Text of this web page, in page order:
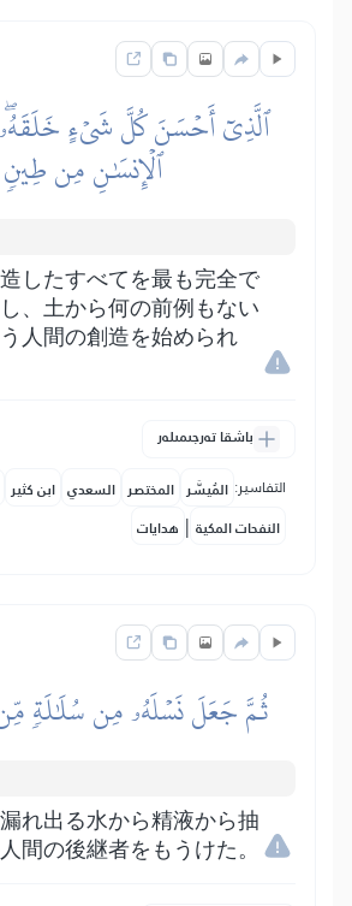
ٱلَّذِيٓ أَحۡسَنَ كُلَّ شَيۡءٍ
ٱلۡإِنسَٰنِ مِن طِينٖ
したすべてを最も完全で
、土から何の前例もない
人間の創造を始められ
باشقا تەرجىمىلەر
التفاسير: المُيسَّر المختصر السعدي ابن كثير
النفحات المكية | هدايات
ثُمَّ جَعَلَ نَسۡلَهُۥ مِن سُلَٰلَةٖ
れ出る水から精液から抽
間の後継者をもうけた。